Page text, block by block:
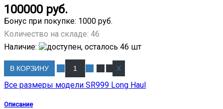
100000 руб.
Бонус при покупке: 1000 руб.
Количество на складе: 46
Наличие:
В КОРЗИНУ
Все размеры модели SR999 Long Haul
Описание